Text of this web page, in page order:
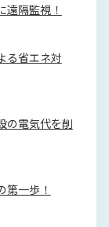
遠隔監視！
る省エネ対
の電気代を削
第一歩！